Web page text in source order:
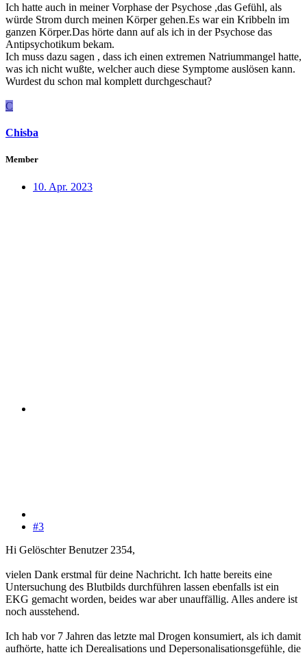
Ich hatte auch in meiner Vorphase der Psychose ,das Gefühl, als
würde Strom durch meinen Körper gehen.Es war ein Kribbeln im
ganzen Körper.Das hörte dann auf als ich in der Psychose das
Antipsychotikum bekam.
Ich muss dazu sagen , dass ich einen extremen Natriummangel hatte,
was ich nicht wußte, welcher auch diese Symptome auslösen kann.
Wurdest du schon mal komplett durchgeschaut?
C
Chisba
Member
10. Apr. 2023
#3
Hi Gelöschter Benutzer 2354,
vielen Dank erstmal für deine Nachricht. Ich hatte bereits eine
Untersuchung des Blutbilds durchführen lassen ebenfalls ist ein
EKG gemacht worden, beides war aber unauffällig. Alles andere ist
noch ausstehend.
Ich hab vor 7 Jahren das letzte mal Drogen konsumiert, als ich damit
aufhörte, hatte ich Derealisations und Depersonalisationsgefühle, die